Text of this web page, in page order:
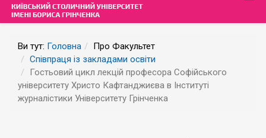
Ви тут: Головна
Про Факультет
Співпраця із закладами освіти
Гостьовий цикл лекцій професора Софійського
університету Христо Кафтанджиєва в Інституті
журналістики Університету Грінченка